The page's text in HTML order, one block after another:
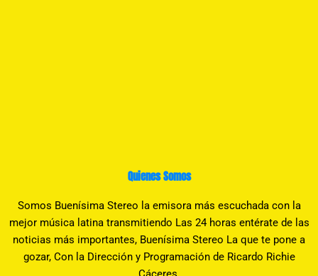
Quienes Somos
Somos Buenísima Stereo la emisora más escuchada con la
mejor música latina transmitiendo Las 24 horas entérate de las
noticias más importantes, Buenísima Stereo La que te pone a
gozar, Con la Dirección y Programación de Ricardo Richie